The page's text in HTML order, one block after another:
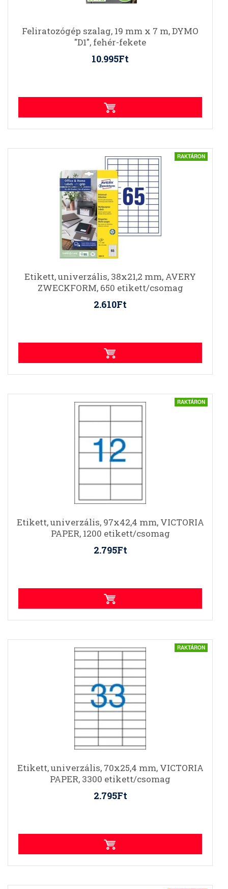
Feliratozógép szalag, 19 mm x 7 m, DYMO
"D1", fehér-fekete
10.995Ft
RAKTÁRON
Etikett, univerzális, 38x21,2 mm, AVERY
ZWECKFORM, 650 etikett/csomag
2.610Ft
RAKTÁRON
Etikett, univerzális, 97x42,4 mm, VICTORIA
PAPER, 1200 etikett/csomag
2.795Ft
RAKTÁRON
Etikett, univerzális, 70x25,4 mm, VICTORIA
PAPER, 3300 etikett/csomag
2.795Ft